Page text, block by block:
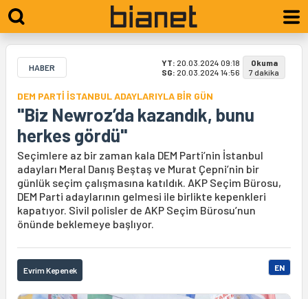
HABER YT: 20.03.2024 09:18
SG: 20.03.2024 14:56
Okuma
7 dakika
DEM PARTİ İSTANBUL ADAYLARIYLA BİR GÜN
"Biz Newroz’da kazandık, bunu
herkes gördü"
Seçimlere az bir zaman kala DEM Parti’nin İstanbul
adayları Meral Danış Beştaş ve Murat Çepni’nin bir
günlük seçim çalışmasına katıldık. AKP Seçim Bürosu,
DEM Parti adaylarının gelmesi ile birlikte kepenkleri
kapatıyor. Sivil polisler de AKP Seçim Bürosu’nun
önünde beklemeye başlıyor.
Evrim Kepenek EN